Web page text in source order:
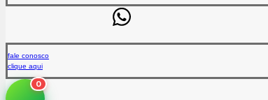
fale conosco
clique aqui
0